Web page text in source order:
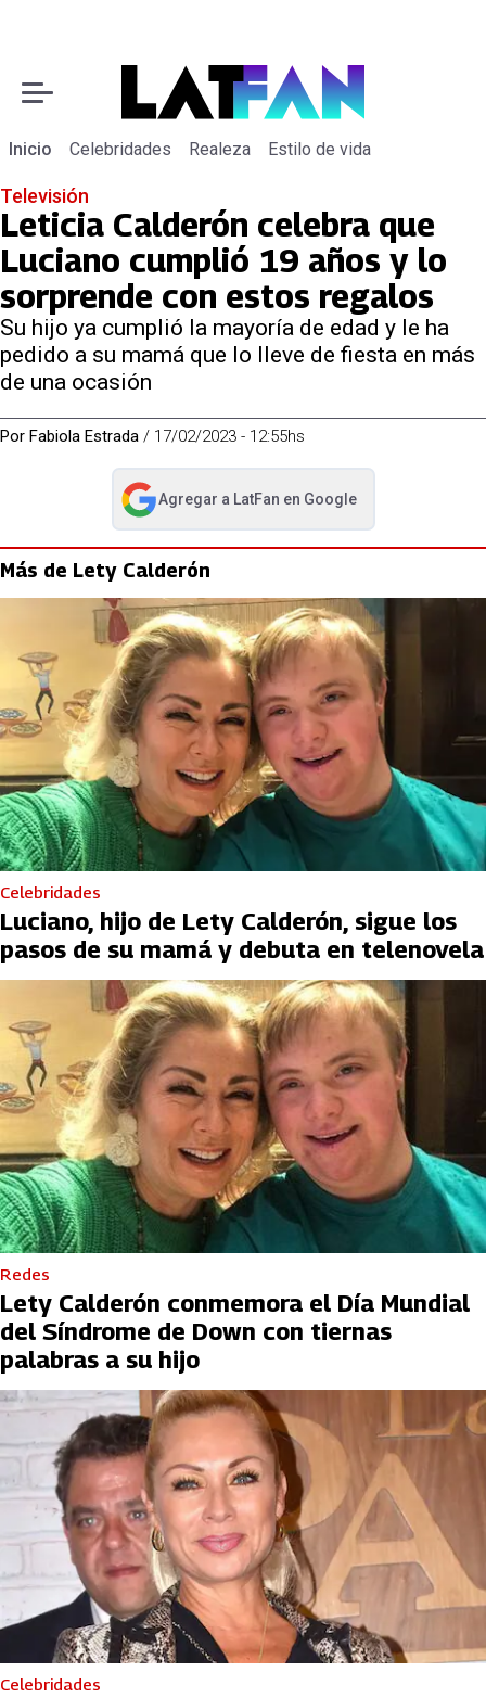
Inicio Celebridades Realeza Estilo de vida
Televisión
Leticia Calderón celebra que
Luciano cumplió 19 años y lo
sorprende con estos regalos
Su hijo ya cumplió la mayoría de edad y le ha
pedido a su mamá que lo lleve de fiesta en más
de una ocasión
Por Fabiola Estrada / 17/02/2023 - 12:55hs
Agregar a LatFan en Google
abre en nueva pestaña
Más de Lety Calderón
Celebridades
Luciano, hijo de Lety Calderón, sigue los
pasos de su mamá y debuta en telenovela
Redes
Lety Calderón conmemora el Día Mundial
del Síndrome de Down con tiernas
palabras a su hijo
Celebridades